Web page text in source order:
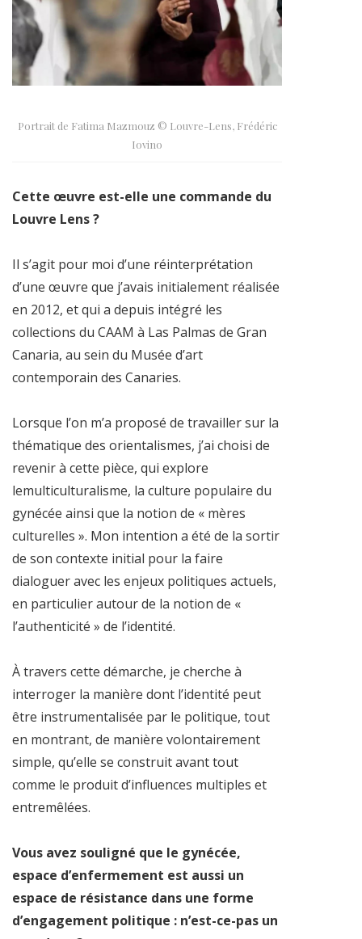
Portrait de Fatima Mazmouz © Louvre-Lens, Frédéric
Iovino
Cette œuvre est-elle une commande du
Louvre Lens ?
Il s’agit pour moi d’une réinterprétation
d’une œuvre que j’avais initialement réalisée
en 2012, et qui a depuis intégré les
collections du CAAM à Las Palmas de Gran
Canaria, au sein du Musée d’art
contemporain des Canaries.
Lorsque l’on m’a proposé de travailler sur la
thématique des orientalismes, j’ai choisi de
revenir à cette pièce, qui explore
lemulticulturalisme, la culture populaire du
gynécée ainsi que la notion de « mères
culturelles ». Mon intention a été de la sortir
de son contexte initial pour la faire
dialoguer avec les enjeux politiques actuels,
en particulier autour de la notion de «
l’authenticité » de l’identité.
À travers cette démarche, je cherche à
interroger la manière dont l’identité peut
être instrumentalisée par le politique, tout
en montrant, de manière volontairement
simple, qu’elle se construit avant tout
comme le produit d’influences multiples et
entremêlées.
Vous avez souligné que le gynécée,
espace d’enfermement est aussi un
espace de résistance dans une forme
d’engagement politique : n’est-ce-pas un